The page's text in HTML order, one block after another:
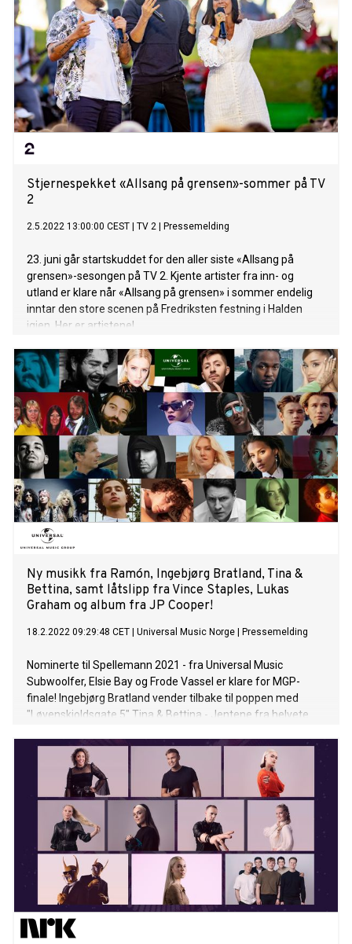
Stjernespekket «Allsang på grensen»-sommer på TV
2
2.5.2022 13:00:00 CEST TV 2 Pressemelding
23. juni går startskuddet for den aller siste «Allsang på
grensen»-sesongen på TV 2. Kjente artister fra inn- og
utland er klare når «Allsang på grensen» i sommer endelig
inntar den store scenen på Fredriksten festning i Halden
igjen. Her er artistene!
Ny musikk fra Ramón, Ingebjørg Bratland, Tina &
Bettina, samt låtslipp fra Vince Staples, Lukas
Graham og album fra JP Cooper!
18.2.2022 09:29:48 CET Universal Music Norge Pressemelding
Nominerte til Spellemann 2021 - fra Universal Music
Subwoolfer, Elsie Bay og Frode Vassel er klare for MGP-
finale! Ingebjørg Bratland vender tilbake til poppen med
"Løvenskioldsgate 5" Tina & Bettina - Jentene fra helvete
er "ok jeg lover" endelig ute! JP Cooper slipper i dag sitt
andre studio album SHE, en oppfølger til debutalbumet hans
Raised Under Grey Skies, som gikk platina i Norge. Albumet
SHE inneholder 13 låter som alle gjenspeiler artistens
låtskrivingsferdigheter og viser hans allsidighet med ulike
sjangre som retro og anthem musikk. SHE er en hyllest til
alle kvinnene som har påvirket JP´s liv, han nevner blant
annet hans søstre, mor og kone som hovedinspirasjon bak
tekstene. JP har tidligere sluppet låta "Sing It With
Me" sammen med Astrid S og "September Songs", som
begge gikk 2x platina. I sammenheng med albumslipp skal
JP Cooper også ut på headliner turne i Europa denne våren.